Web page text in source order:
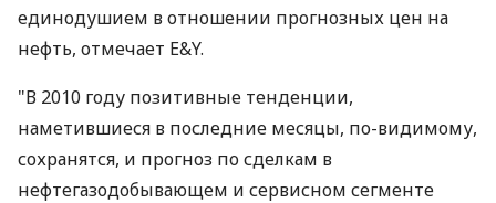
единодушием в отношении прогнозных цен на
нефть, отмечает E&Y.
"В 2010 году позитивные тенденции,
наметившиеся в последние месяцы, по-видимому,
сохранятся, и прогноз по сделкам в
нефтегазодобывающем и сервисном сегменте